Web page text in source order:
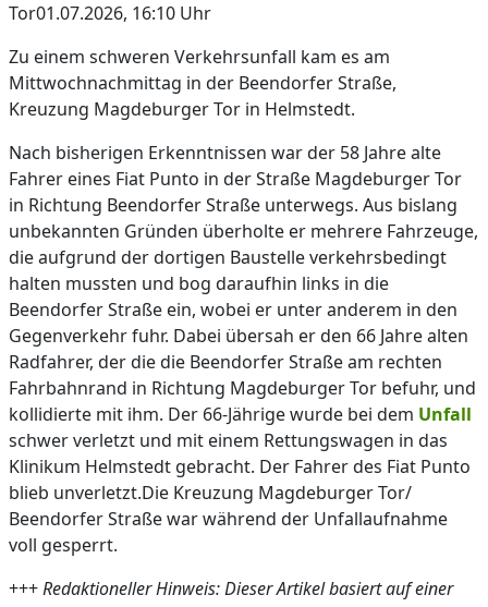
Tor01.07.2026, 16:10 Uhr
Zu einem schweren Verkehrsunfall kam es am
Mittwochnachmittag in der Beendorfer Straße,
Kreuzung Magdeburger Tor in Helmstedt.
Nach bisherigen Erkenntnissen war der 58 Jahre alte
Fahrer eines Fiat Punto in der Straße Magdeburger Tor
in Richtung Beendorfer Straße unterwegs. Aus bislang
unbekannten Gründen überholte er mehrere Fahrzeuge,
die aufgrund der dortigen Baustelle verkehrsbedingt
halten mussten und bog daraufhin links in die
Beendorfer Straße ein, wobei er unter anderem in den
Gegenverkehr fuhr. Dabei übersah er den 66 Jahre alten
Radfahrer, der die die Beendorfer Straße am rechten
Fahrbahnrand in Richtung Magdeburger Tor befuhr, und
kollidierte mit ihm. Der 66-Jährige wurde bei dem Unfall
schwer verletzt und mit einem Rettungswagen in das
Klinikum Helmstedt gebracht. Der Fahrer des Fiat Punto
blieb unverletzt.Die Kreuzung Magdeburger Tor/
Beendorfer Straße war während der Unfallaufnahme
voll gesperrt.
+++Redaktioneller Hinweis: Dieser Artikel basiert auf einer